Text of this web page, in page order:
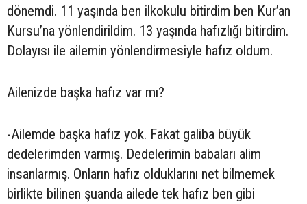
dönemdi. 11 yaşında ben ilkokulu bitirdim ben Kur’an
Kursu’na yönlendirildim. 13 yaşında hafızlığı bitirdim.
Dolayısı ile ailemin yönlendirmesiyle hafız oldum.
Ailenizde başka hafız var mı?
-Ailemde başka hafız yok. Fakat galiba büyük
dedelerimden varmış. Dedelerimin babaları alim
insanlarmış. Onların hafız olduklarını net bilmemek
birlikte bilinen şuanda ailede tek hafız ben gibi